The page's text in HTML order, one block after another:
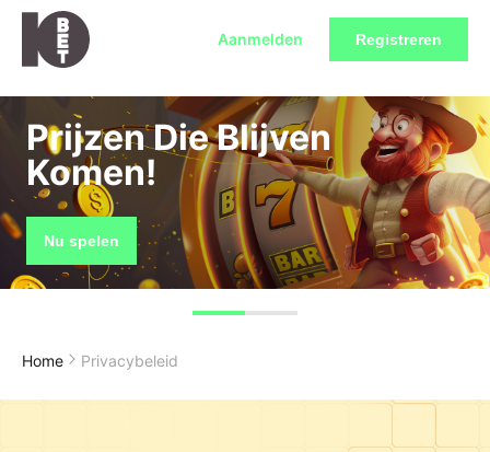
Aanmelden Registreren
Prijzen Die Blijven
Komen!
Nu spelen
Home Privacybeleid